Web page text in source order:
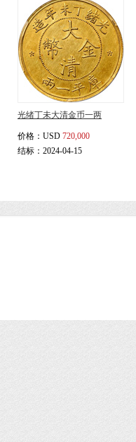
光绪丁未大清金币一两
价格： USD 720,000
结标：2024-04-15